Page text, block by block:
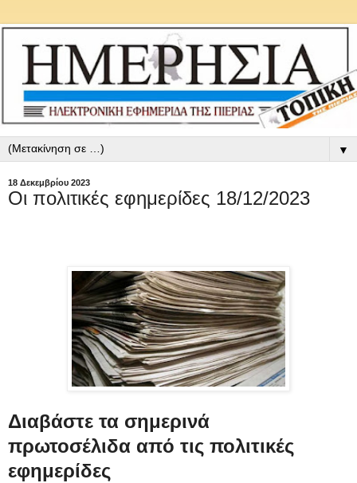
▼
18 Δεκεμβρίου 2023
Οι πολιτικές εφημερίδες 18/12/2023
Διαβάστε τα σημερινά
πρωτοσέλιδα από τις πολιτικές
εφημερίδες